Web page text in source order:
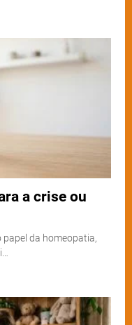
a crise ou
papel da homeopatia,